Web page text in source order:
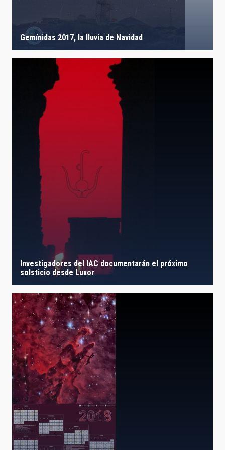
Gemínidas 2017, la lluvia de Navidad
Investigadores del IAC documentarán el próximo
solsticio desde Luxor